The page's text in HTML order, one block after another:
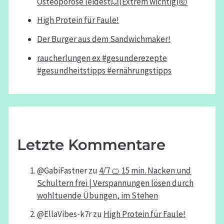
High Protein für Faule!
Der Burger aus dem Sandwichmaker!
raucherlungen ex #gesunderezepte
#gesundheitstipps #ernährungstipps
Letzte Kommentare
@GabiFastnerzu 4/7 🍊 15 min. Nacken und
Schultern frei | Verspannungen lösen durch
wohltuende Übungen, im Stehen
@EllaVibes-k7rzu High Protein für Faule!